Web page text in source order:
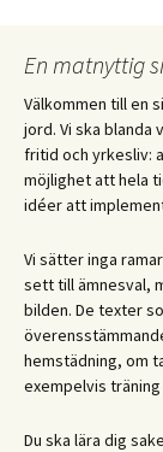
En matnyttig
Välkommen till en
jord. Vi ska blanda
fritid och yrkesliv:
möjlighet att hela
idéer att
Vi sätter inga
sett till ämnesval,
bilden. De texter
hemstädning, om
exempelvis träning
Du ska lära dig